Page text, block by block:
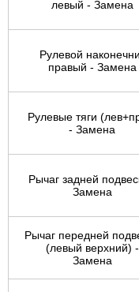
левый - Замена
Рулевой
правый - Замена
Рулевые тяги
- Замена
Рычаг задней
Замена
Рычаг передней
(левый верхний) -
Замена